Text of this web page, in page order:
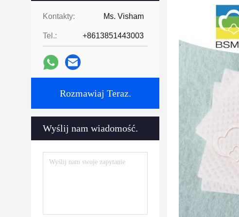
Kontakty: Ms. Visham
Tel.: +8613851443003
Rozmawiaj Teraz.
Wyślij nam wiadomość.